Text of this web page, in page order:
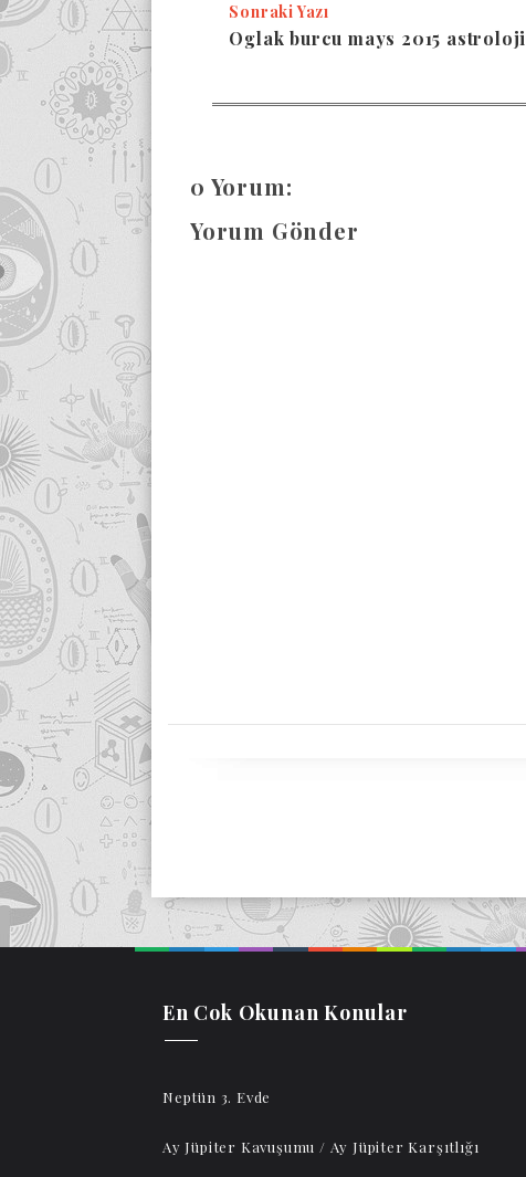
Sonraki Yazı
Oglak burcu mays 2015 astroloji
0 Yorum:
Yorum Gönder
En Cok Okunan Konular
Neptün 3. Evde
Ay Jüpiter Kavuşumu / Ay Jüpiter Karşıtlığı